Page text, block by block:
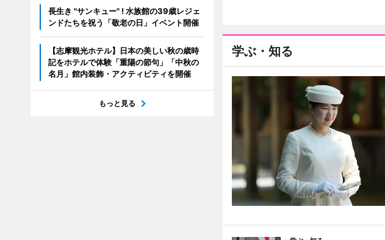
学ぶ・知る
長生き "サンキュー" ! 水族館の39歳レジェ
ンドたちを祝う「敬老の日」イベント開催
【志摩観光ホテル】日本の美しい秋の歳時
記をホテルで体験「重陽の節句」「中秋の
名月」館内装飾・アクティビティを開催
もっと見る